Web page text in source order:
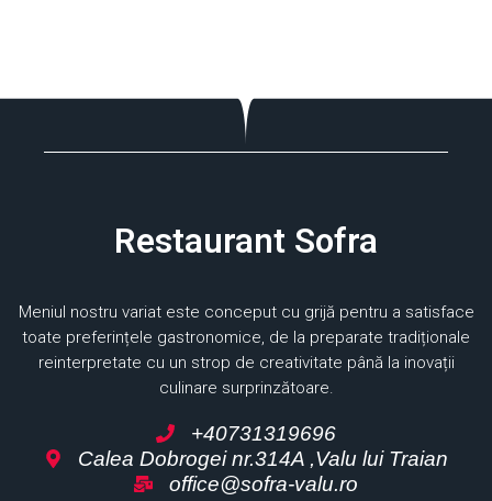
Restaurant Sofra
Meniul nostru variat este conceput cu grijă pentru a satisface
toate preferințele gastronomice, de la preparate tradiționale
reinterpretate cu un strop de creativitate până la inovații
culinare surprinzătoare.
+40731319696
Calea Dobrogei nr.314A ,Valu lui Traian
office@sofra-valu.ro